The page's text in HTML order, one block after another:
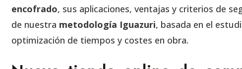
encofrado, sus aplicaciones, ventajas y criterios de
de nuestra metodología Iguazuri, basada en el
optimización de tiempos y costes en obra.